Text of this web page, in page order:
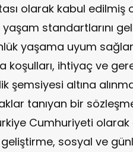
olarak kabul edilmiş
standartlarını
yaşama uyum
koşulları, ihtiyaç ve
şemsiyesi altına
tanıyan bir
Cumhuriyeti olarak
sosyal ve